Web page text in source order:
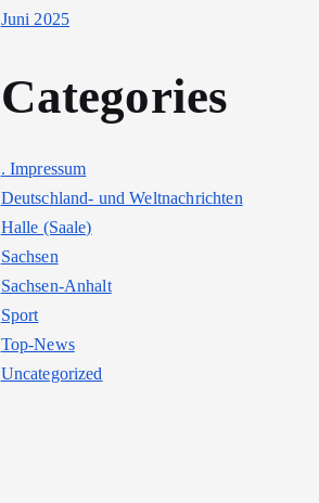
Juni 2025
Categories
. Impressum
Deutschland- und Weltnachrichten
Halle (Saale)
Sachsen
Sachsen-Anhalt
Sport
Top-News
Uncategorized